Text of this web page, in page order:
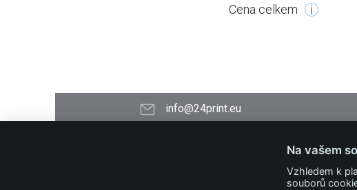
Cena celkem
info@24print.eu
Na vašem
Vzhledem k
souborů